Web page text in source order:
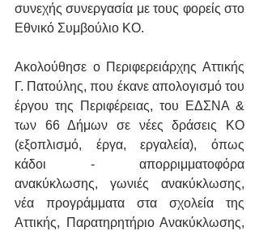
συνεχής συνεργασία με τους φορείς στο
Εθνικό Συμβούλιο ΚΟ.
Ακολούθησε ο Περιφερειάρχης Αττικής
Γ. Πατούλης, που έκανε απολογισμό του
έργου της Περιφέρειας, του ΕΔΣΝΑ &
των 66 Δήμων σε νέες δράσεις ΚΟ
(εξοπλισμό, έργα, εργαλεία), όπως
κάδοι - απορριμματοφόρα
ανακύκλωσης, γωνιές ανακύκλωσης,
νέα προγράμματα στα σχολεία της
Αττικής, Παρατηρητήριο Ανακύκλωσης,